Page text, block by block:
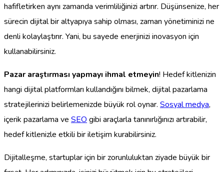
hafifletirken aynı zamanda verimliliğinizi artırır. Düşünsenize, her
sürecin dijital bir altyapıya sahip olması, zaman yönetiminizi ne
denli kolaylaştırır. Yani, bu sayede enerjinizi inovasyon için
kullanabilirsiniz.
Pazar araştırması yapmayı ihmal etmeyin! Hedef kitlenizin
hangi dijital platformları kullandığını bilmek, dijital pazarlama
stratejilerinizi belirlemenizde büyük rol oynar. Sosyal medya,
içerik pazarlama ve SEO gibi araçlarla tanınırlığınızı artırabilir,
hedef kitlenizle etkili bir iletişim kurabilirsiniz.
Dijitalleşme, startuplar için bir zorunluluktan ziyade büyük bir